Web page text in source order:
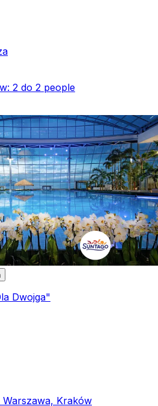
2 do 2 people
Dwojga"
Warszawa, Kraków